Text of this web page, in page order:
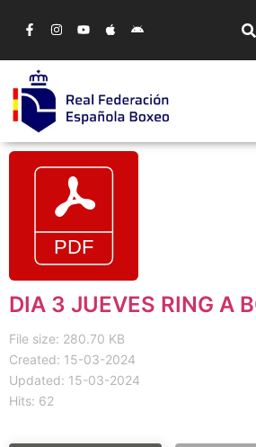
DIA 3 JUEVES RING A
File size: 280.70 KB
Created: 15-03-2024
Updated: 15-03-2024
Hits: 62